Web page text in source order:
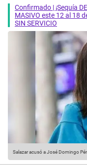
Confirmado | ¡Sequía
MASIVO este 12 al 18
SIN SERVICIO
Salazar acusó a José Domingo